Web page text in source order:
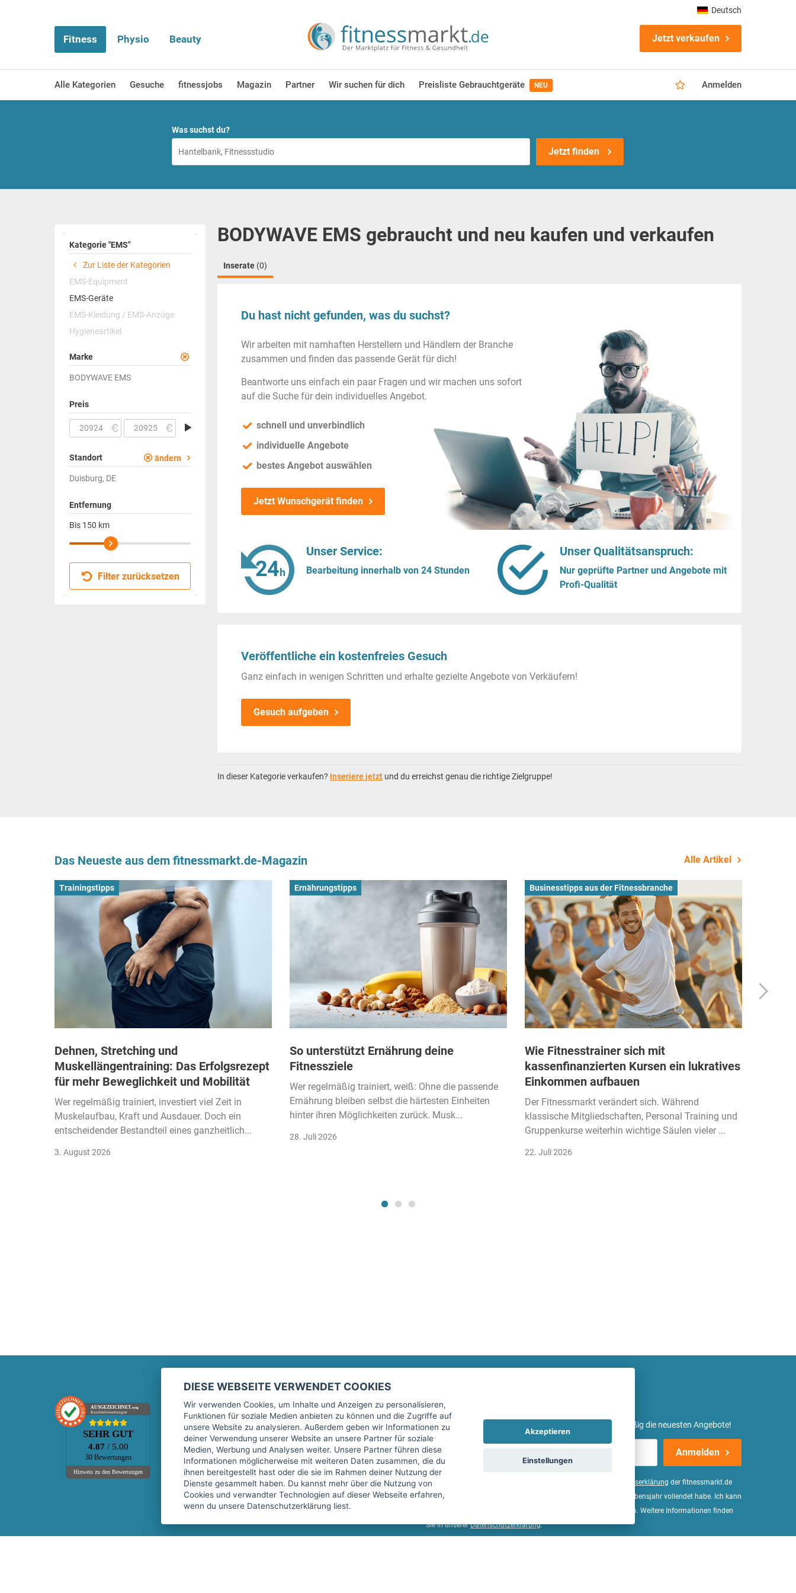
Fitness Physio Beauty Jetzt verkaufen
Alle Kategorien Gesuche fitnessjobs Magazin Partner Wir suchen für dich Preisliste Gebrauchtgeräte NEU Anmelden
Deutsch
Was suchst du?
Jetzt finden
Kategorie "EMS"
Zur Liste der Kategorien
EMS-Equipment
EMS-Geräte
EMS-Kleidung / EMS-Anzüge
Hygieneartikel
Marke
BODYWAVE EMS
Preis
Standort ändern
Duisburg, DE
Entfernung
Bis 150 km
Filter zurücksetzen
BODYWAVE EMS gebraucht und neu kaufen und verkaufen
Inserate (0)
Du hast nicht gefunden, was du suchst?
Wir arbeiten mit namhaften Herstellern und Händlern der Branche
zusammen und finden das passende Gerät für dich!
Beantworte uns einfach ein paar Fragen und wir machen uns sofort
auf die Suche für dein individuelles Angebot.
schnell und unverbindlich
individuelle Angebote
bestes Angebot auswählen
Jetzt Wunschgerät finden
Unser Service:
Bearbeitung innerhalb von 24 Stunden
Unser Qualitätsanspruch:
Nur geprüfte Partner und Angebote mit
Profi-Qualität
Veröffentliche ein kostenfreies Gesuch
Ganz einfach in wenigen Schritten und erhalte gezielte Angebote von Verkäufern!
Gesuch aufgeben
In dieser Kategorie verkaufen? Inseriere jetzt und du erreichst genau die richtige Zielgruppe!
Das Neueste aus dem fitnessmarkt.de-Magazin Alle Artikel
Trainingstipps
Dehnen, Stretching und
Muskellängentraining: Das Erfolgsrezept
für mehr Beweglichkeit und Mobilität
Wer regelmäßig trainiert, investiert viel Zeit in
Muskelaufbau, Kraft und Ausdauer. Doch ein
entscheidender Bestandteil eines ganzheitlich...
3. August 2026
Ernährungstipps
So unterstützt Ernährung deine
Fitnessziele
Wer regelmäßig trainiert, weiß: Ohne die passende
Ernährung bleiben selbst die härtesten Einheiten
hinter ihren Möglichkeiten zurück. Musk...
28. Juli 2026
Businesstipps aus der Fitnessbranche
Wie Fitnesstrainer sich mit
kassenfinanzierten Kursen ein lukratives
Einkommen aufbauen
Der Fitnessmarkt verändert sich. Während
klassische Mitgliedschaften, Personal Training und
Gruppenkurse weiterhin wichtige Säulen vieler ...
22. Juli 2026
AUSGEZEICHNET.org
Kundenbewertungen
SEHR GUT
4.87 / 5.00
30 Bewertungen
Hinweis zu den Bewertungen
Marktplatz
Kontakt
Preise Marktplatz
FAQ Marktplatz
Über uns
Werbebuchungen
Rechtliches
Impressum
AGB
Datenschutz
Sicherheit
Top-Inserat kündigen
fitnessmarkt.de Newsletter
Trage dich hier für unseren Newsletter ein und erhalte regelmäßig die neuesten Angebote!
Anmelden
Ich stimme der Verarbeitung meiner Daten, wie in der Einwilligungserklärung der fitnessmarkt.de
services GmbH beschrieben, zu und bestätige, dass ich das 16. Lebensjahr vollendet habe. Ich kann
diese Einwilligung jederzeit mit Wirkung für die Zukunft widerrufen. Weitere Informationen finden
Sie in unsererDatenschutzerklärung.
DIESE WEBSEITE VERWENDET COOKIES
Wir verwenden Cookies, um Inhalte und Anzeigen zu personalisieren,
Funktionen für soziale Medien anbieten zu können und die Zugriffe auf
unsere Website zu analysieren. Außerdem geben wir Informationen zu
deiner Verwendung unserer Website an unsere Partner für soziale
Medien, Werbung und Analysen weiter. Unsere Partner führen diese
Informationen möglicherweise mit weiteren Daten zusammen, die du
ihnen bereitgestellt hast oder die sie im Rahmen deiner Nutzung der
Dienste gesammelt haben. Du kannst mehr über die Nutzung von
Cookies und verwandter Technologien auf dieser Webseite erfahren,
wenn du unsere Datenschutzerklärung liest.
Akzeptieren
Einstellungen